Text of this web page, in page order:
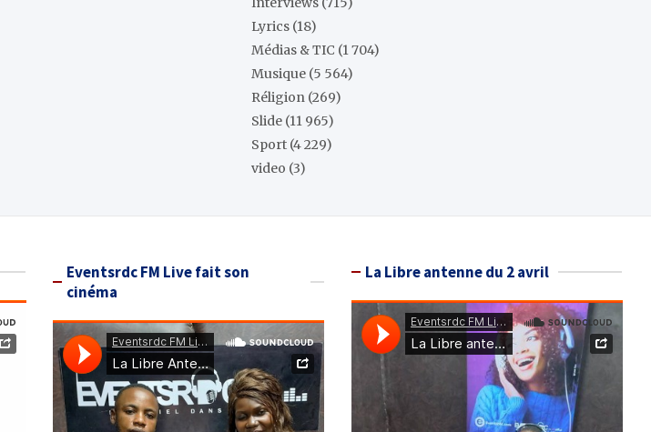
Lyrics (18)
Médias & TIC (1 704)
Musique (5 564)
Réligion (269)
Slide (11 965)
Sport (4 229)
video (3)
Eventsrdc FM Live fait son
cinéma
La Libre antenne du 2 avril